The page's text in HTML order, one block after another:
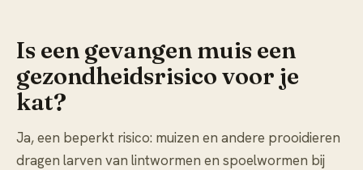
Is een gevangen muis een
gezondheidsrisico voor je
kat?
Ja, een beperkt risico: muizen en andere prooidieren
dragen larven van lintwormen en spoelwormen bij